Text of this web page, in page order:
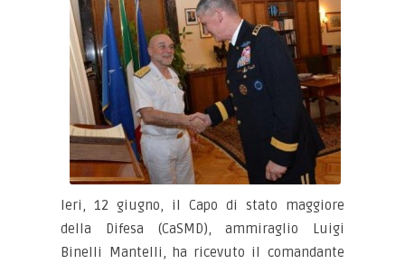
Ieri, 12 giugno, il Capo di stato maggiore
della Difesa (CaSMD), ammiraglio Luigi
Binelli Mantelli, ha ricevuto il comandante